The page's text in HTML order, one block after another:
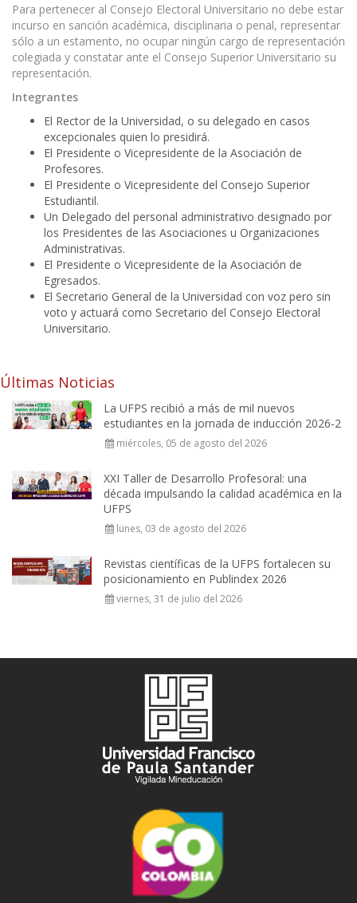
Para pertenecer al Consejo Electoral Universitario no debe estar
incurso en sanción académica, disciplinaria o penal, representar
sólo a un estamento, no ocupar ningún cargo de representación
colegiada y constatar ante el Consejo Superior Universitario su
representación.
Integrantes
El Rector de la Universidad, o su delegado en casos
excepcionales quien lo presidirá.
El Presidente o Vicepresidente de la Asociación de
Profesores.
El Presidente o Vicepresidente del Consejo Superior
Estudiantil.
Un Delegado del personal administrativo designado por
los Presidentes de las Asociaciones u Organizaciones
Administrativas.
El Presidente o Vicepresidente de la Asociación de
Egresados.
El Secretario General de la Universidad con voz pero sin
voto y actuará como Secretario del Consejo Electoral
Universitario.
Últimas Noticias
La UFPS recibió a más de mil nuevos
estudiantes en la jornada de inducción 2026-2
miércoles, 05 de agosto del 2026
XXI Taller de Desarrollo Profesoral: una
década impulsando la calidad académica en la
UFPS
lunes, 03 de agosto del 2026
Revistas científicas de la UFPS fortalecen su
posicionamiento en Publindex 2026
viernes, 31 de julio del 2026